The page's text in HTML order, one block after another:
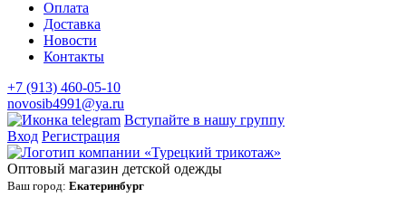
Оплата
Доставка
Новости
Контакты
+7 (913) 460-05-10
novosib4991@ya.ru
Вступайте в нашу группу
Вход Регистрация
Оптовый магазин детской одежды
Ваш город: Екатеринбург